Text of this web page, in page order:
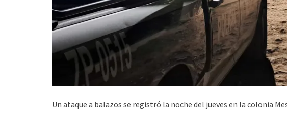
Un ataque a balazos se registró la noche del jueves en la colonia